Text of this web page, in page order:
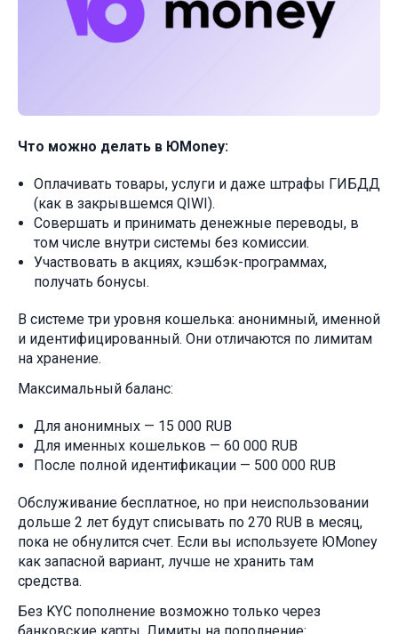
Что можно делать в ЮMoney:
Оплачивать товары, услуги и даже штрафы ГИБДД
(как в закрывшемся QIWI).
Совершать и принимать денежные переводы, в
том числе внутри системы без комиссии.
Участвовать в акциях, кэшбэк-программах,
получать бонусы.
В системе три уровня кошелька: анонимный, именной
и идентифицированный. Они отличаются по лимитам
на хранение.
Максимальный баланс:
Для анонимных — 15 000 RUB
Для именных кошельков — 60 000 RUB
После полной идентификации — 500 000 RUB
Обслуживание бесплатное, но при неиспользовании
дольше 2 лет будут списывать по 270 RUB в месяц,
пока не обнулится счет. Если вы используете ЮMoney
как запасной вариант, лучше не хранить там
средства.
Без KYC пополнение возможно только через
банковские карты. Лимиты на пополнение: